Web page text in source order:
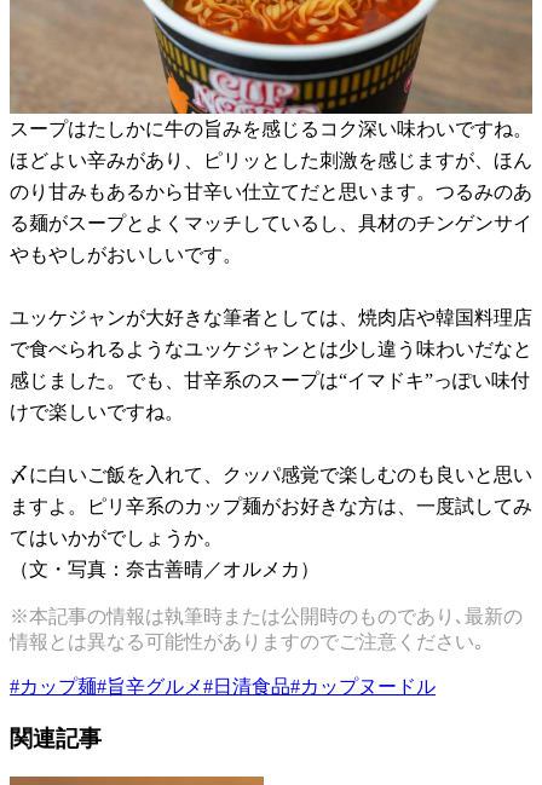
スープはたしかに牛の旨みを感じるコク深い味わいですね。
ほどよい辛みがあり、ピリッとした刺激を感じますが、ほん
のり甘みもあるから甘辛い仕立てだと思います。つるみのあ
る麺がスープとよくマッチしているし、具材のチンゲンサイ
やもやしがおいしいです。
ユッケジャンが大好きな筆者としては、焼肉店や韓国料理店
で食べられるようなユッケジャンとは少し違う味わいだなと
感じました。でも、甘辛系のスープは“イマドキ”っぽい味付
けで楽しいですね。
〆に白いご飯を入れて、クッパ感覚で楽しむのも良いと思い
ますよ。ピリ辛系のカップ麺がお好きな方は、一度試してみ
てはいかがでしょうか。
（文・写真：奈古善晴／オルメカ）
※本記事の情報は執筆時または公開時のものであり､最新の
情報とは異なる可能性がありますのでご注意ください｡
#カップ麺#旨辛グルメ#日清食品#カップヌードル
関連記事